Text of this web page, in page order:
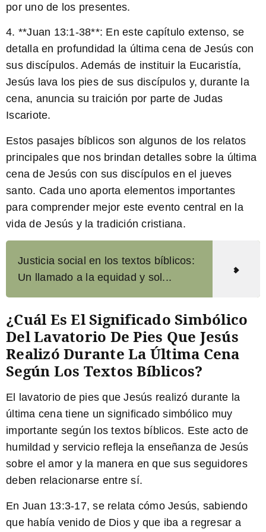
por uno de los presentes.
4. **Juan 13:1-38**: En este capítulo extenso, se
detalla en profundidad la última cena de Jesús con
sus discípulos. Además de instituir la Eucaristía,
Jesús lava los pies de sus discípulos y, durante la
cena, anuncia su traición por parte de Judas
Iscariote.
Estos pasajes bíblicos son algunos de los relatos
principales que nos brindan detalles sobre la última
cena de Jesús con sus discípulos en el jueves
santo. Cada uno aporta elementos importantes
para comprender mejor este evento central en la
vida de Jesús y la tradición cristiana.
Justicia social en los textos bíblicos:
Un llamado a la equidad y sol...
¿Cuál Es El Significado Simbólico
Del Lavatorio De Pies Que Jesús
Realizó Durante La Última Cena
Según Los Textos Bíblicos?
El lavatorio de pies que Jesús realizó durante la
última cena tiene un significado simbólico muy
importante según los textos bíblicos. Este acto de
humildad y servicio refleja la enseñanza de Jesús
sobre el amor y la manera en que sus seguidores
deben relacionarse entre sí.
En Juan 13:3-17, se relata cómo Jesús, sabiendo
que había venido de Dios y que iba a regresar a